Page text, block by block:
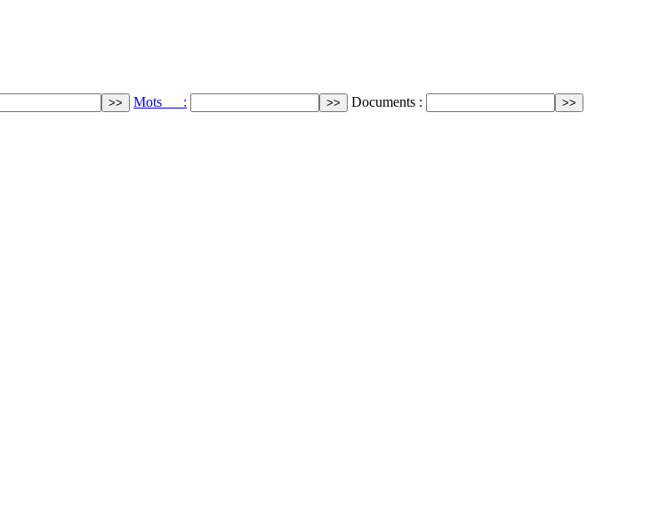
Mots : Documents :